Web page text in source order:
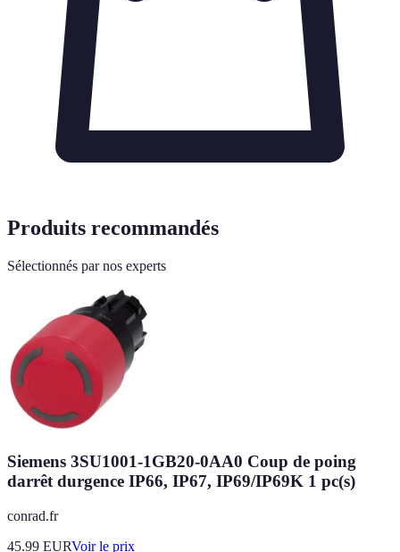
Produits recommandés
Sélectionnés par nos experts
Siemens 3SU1001-1GB20-0AA0 Coup de poing
darrêt durgence IP66, IP67, IP69/IP69K 1 pc(s)
conrad.fr
45.99 EURVoir le prix